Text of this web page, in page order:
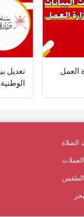
العمل
تعديل
الصلاة
الطقس